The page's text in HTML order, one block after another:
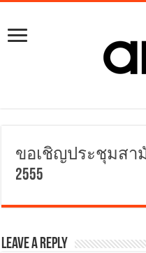
ขอเชิญประชุมสา
2555
Leave a Reply